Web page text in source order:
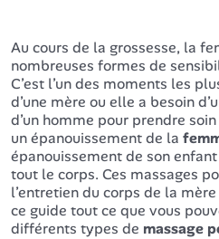
Au cours de la grossesse, la
nombreuses formes de
C’est l’un des moments les
d’une mère ou elle a besoin
d’un homme pour prendre
un épanouissement de la
épanouissement de son
tout le corps. Ces massages
l’entretien du corps de la
ce guide tout ce que vous
différents types de massage